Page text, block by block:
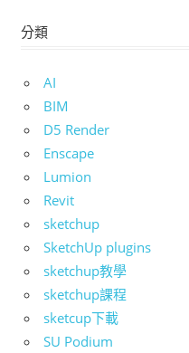
分類
AI
BIM
D5 Render
Enscape
Lumion
Revit
sketchup
SketchUp plugins
sketchup教學
sketchup課程
sketcup下載
SU Podium